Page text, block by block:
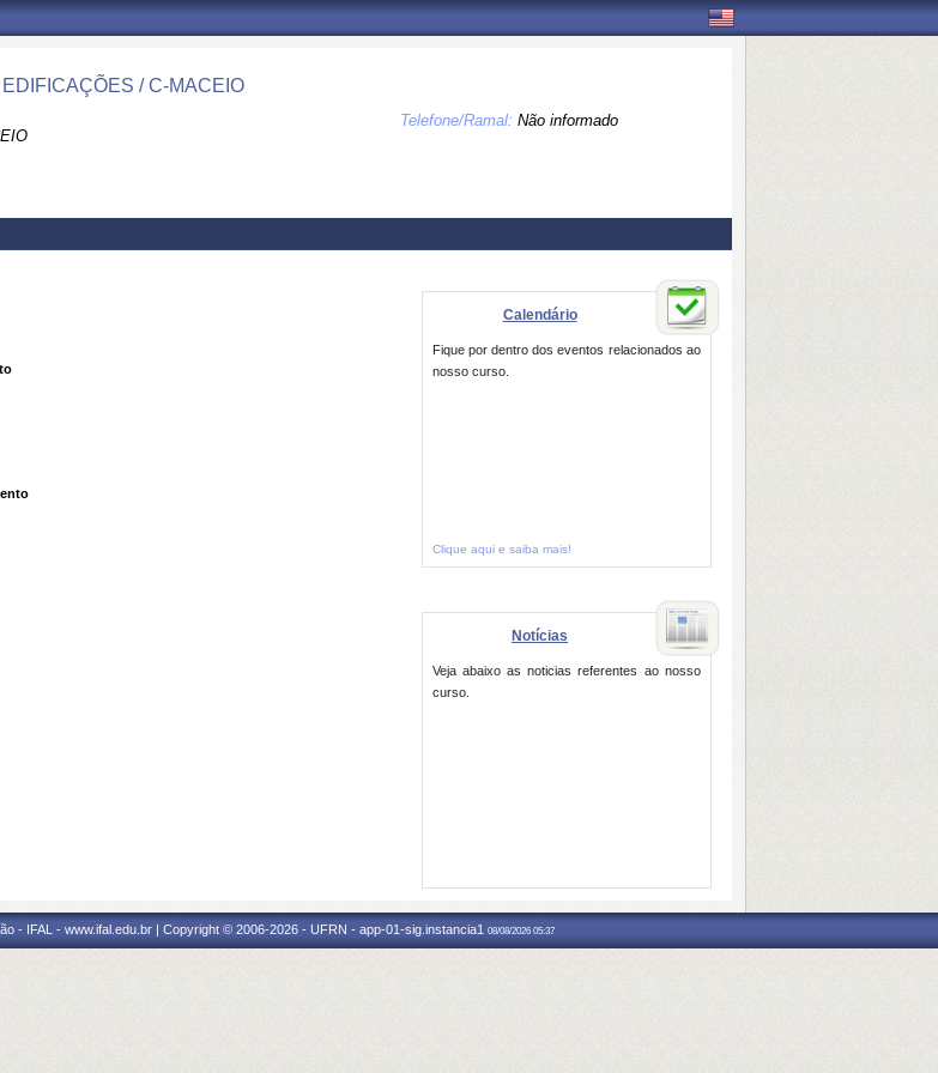
/ C-MACEIO
Telefone/Ramal: Não informado
Calendário
Fique por dentro dos eventos relacionados ao
nosso curso.
Clique aqui e saiba mais!
Notícias
Veja abaixo as noticias referentes ao nosso
curso.
- IFAL - www.ifal.edu.br | Copyright © 2006-2026 - UFRN - app-01-sig.instancia1 08/08/2026 05:37